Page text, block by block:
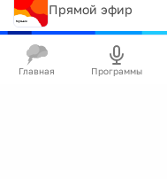
Прямой эфир
Главная Программы